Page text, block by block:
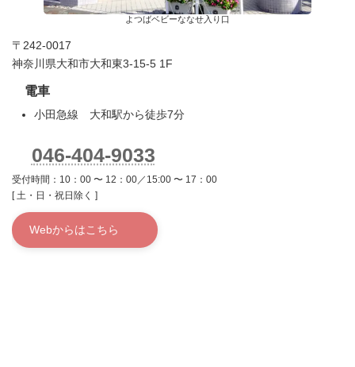
よつばベビーななせ入り口
〒242-0017
神奈川県大和市大和東3-15-5 1F
電車
小田急線 大和駅から徒歩7分
046-404-9033
受付時間：10：00 〜 12：00／15:00 〜 17：00
[ 土・日・祝日除く ]
Webからはこちら